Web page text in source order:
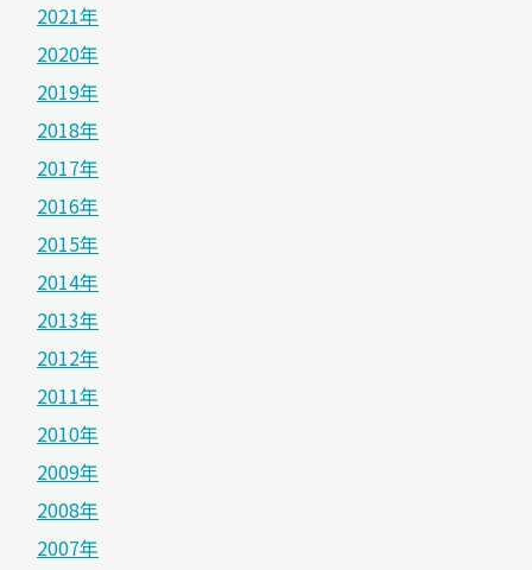
2021年
2020年
2019年
2018年
2017年
2016年
2015年
2014年
2013年
2012年
2011年
2010年
2009年
2008年
2007年